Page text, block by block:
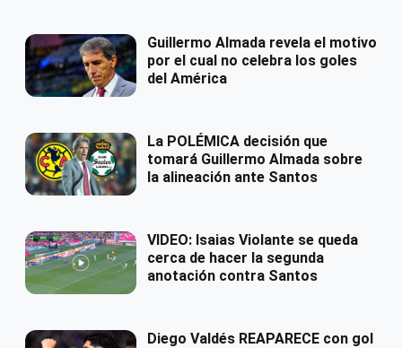
Guillermo Almada revela el motivo
por el cual no celebra los goles
del América
La POLÉMICA decisión que
tomará Guillermo Almada sobre
la alineación ante Santos
VIDEO: Isaias Violante se queda
cerca de hacer la segunda
anotación contra Santos
Diego Valdés REAPARECE con gol